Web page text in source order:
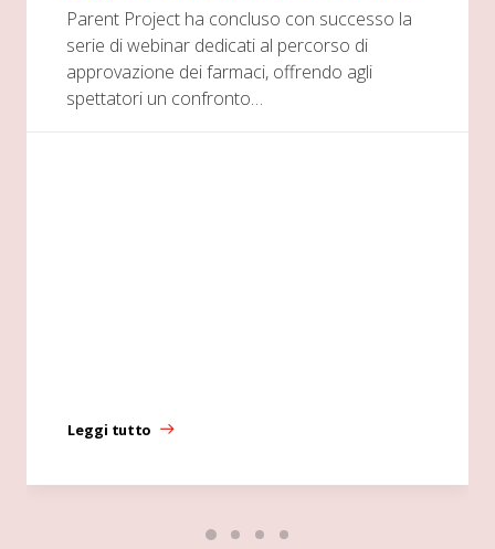
Parent Project ha concluso con successo la
serie di webinar dedicati al percorso di
approvazione dei farmaci, offrendo agli
spettatori un confronto…
Leggi tutto